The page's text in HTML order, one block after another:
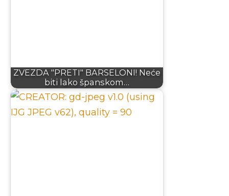
ZVEZDA "PRETI" BARSELONI! Neće
biti lako španskom…